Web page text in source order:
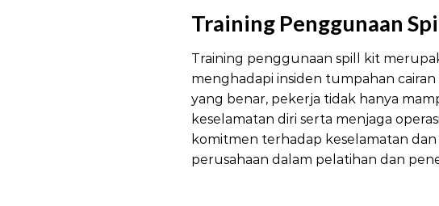
Training Penggunaan
Training penggunaan spill kit
menghadapi insiden tumpahan
yang benar, pekerja tidak hanya
keselamatan diri serta menjaga
komitmen terhadap keselamatan dan
perusahaan dalam pelatihan dan